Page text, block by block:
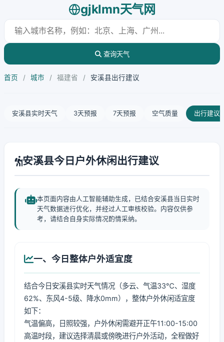
gjklmn天气网
查询天气
首页 / 城市 / 福建省 / 安溪县出行建议
安溪县实时天气 3天预报 7天预报 空气质量 出行建议
安溪县今日户外休闲出行建议
本页面内容由人工智能辅助生成，已结合安溪县当日实时
天气数据进行优化，并经过人工审核校验。内容仅供参
考，请结合自身实际情况酌情采纳。
一、今日整体户外适宜度
结合今日安溪县实时天气情况（多云、气温33℃、湿度
62%、东风4-5级、降水0mm），整体户外休闲适宜度
如下：
气温偏高，日照较强，户外休闲需避开正午11:00-15:00
高温时段，建议选择清晨或傍晚进行户外活动，全程做好